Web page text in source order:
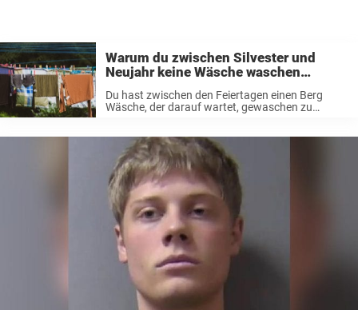
Warum du zwischen Silvester und
Neujahr keine Wäsche waschen
solltest
Du hast zwischen den Feiertagen einen Berg
Wäsche, der darauf wartet, gewaschen zu
sicher gehen willst. Denn laut einem ...